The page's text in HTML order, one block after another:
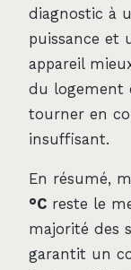
diagnostic à
puissance et
appareil
du logement
tourner en
insuffisant.
En résumé,
°C reste le
majorité des
garantit un